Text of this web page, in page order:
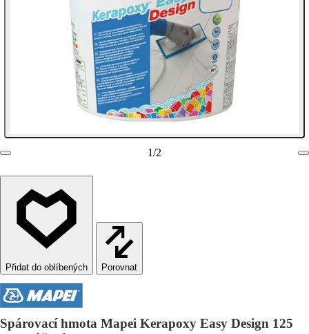
1/2
Porovnat
Spárovací hmota Mapei Kerapoxy Easy Design 125